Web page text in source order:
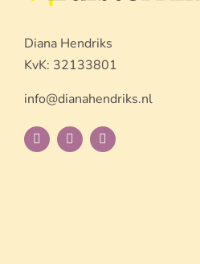
Diana Hendriks
KvK: 32133801
info@dianahendriks.nl